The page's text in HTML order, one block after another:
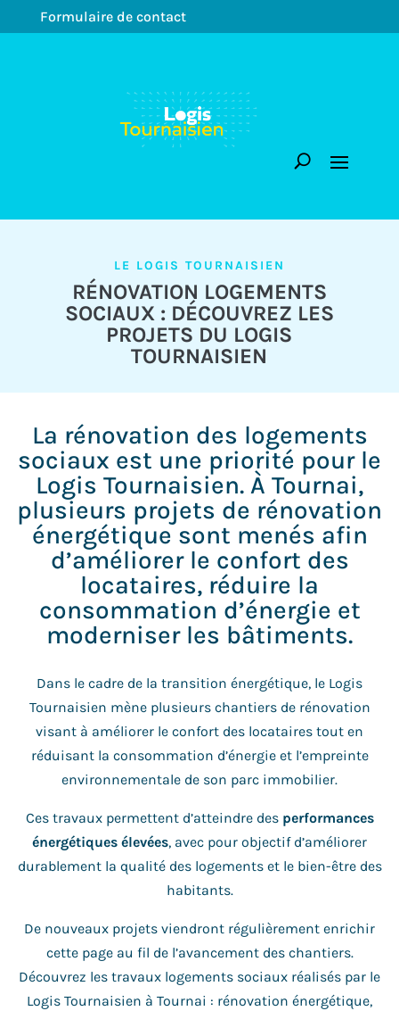
Formulaire de contact
LE LOGIS TOURNAISIEN
RÉNOVATION LOGEMENTS
SOCIAUX : DÉCOUVREZ LES
PROJETS DU LOGIS
TOURNAISIEN
La rénovation des logements
sociaux est une priorité pour le
Logis Tournaisien. À Tournai,
plusieurs projets de rénovation
énergétique sont menés afin
d’améliorer le confort des
locataires, réduire la
consommation d’énergie et
moderniser les bâtiments.
Dans le cadre de la transition énergétique, le Logis
Tournaisien mène plusieurs chantiers de rénovation
visant à améliorer le confort des locataires tout en
réduisant la consommation d’énergie et l’empreinte
environnementale de son parc immobilier.
Ces travaux permettent d’atteindre des performances
énergétiques élevées, avec pour objectif d’améliorer
durablement la qualité des logements et le bien-être des
habitants.
De nouveaux projets viendront régulièrement enrichir
cette page au fil de l’avancement des chantiers.
Découvrez les travaux logements sociaux réalisés par le
Logis Tournaisien à Tournai : rénovation énergétique,